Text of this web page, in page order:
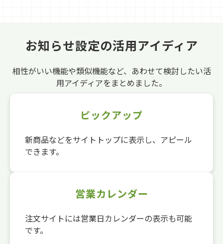
お知らせ設定の活用アイディア
相性がいい機能や類似機能など、あわせて検討したい活
用アイディアをまとめました。
ピックアップ
新商品などをサイトトップに表示し、アピール
できます。
営業カレンダー
注文サイトには営業日カレンダーの表示も可能
です。